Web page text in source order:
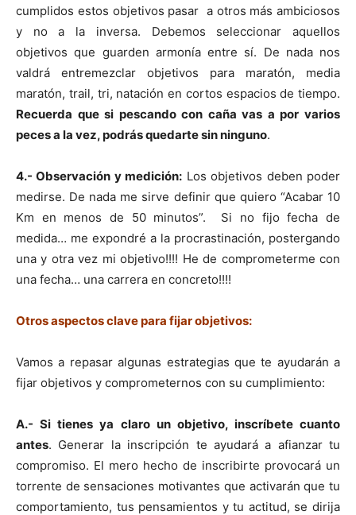
cumplidos estos objetivos pasar a otros más ambiciosos
y no a la inversa. Debemos seleccionar aquellos
objetivos que guarden armonía entre sí. De nada nos
valdrá entremezclar objetivos para maratón, media
maratón, trail, tri, natación en cortos espacios de tiempo.
Recuerda que si pescando con caña vas a por varios
peces a la vez, podrás quedarte sin ninguno.
4.- Observación y medición: Los objetivos deben poder
medirse. De nada me sirve definir que quiero “Acabar 10
Km en menos de 50 minutos”. Si no fijo fecha de
medida… me expondré a la procrastinación, postergando
una y otra vez mi objetivo!!!! He de comprometerme con
una fecha… una carrera en concreto!!!!
Otros aspectos clave para fijar objetivos:
Vamos a repasar algunas estrategias que te ayudarán a
fijar objetivos y comprometernos con su cumplimiento:
A.- Si tienes ya claro un objetivo, inscríbete cuanto
antes. Generar la inscripción te ayudará a afianzar tu
compromiso. El mero hecho de inscribirte provocará un
torrente de sensaciones motivantes que activarán que tu
comportamiento, tus pensamientos y tu actitud, se dirija